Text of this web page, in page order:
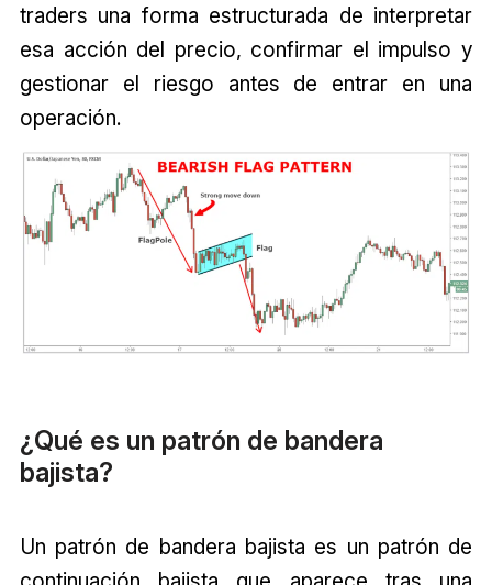
traders una forma estructurada de interpretar
esa acción del precio, confirmar el impulso y
gestionar el riesgo antes de entrar en una
operación.
¿Qué es un patrón de bandera
bajista?
Un patrón de bandera bajista es un patrón de